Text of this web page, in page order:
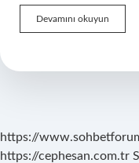
Devamını okuyun
Çıbanı
https://
https://cephesan.com.tr